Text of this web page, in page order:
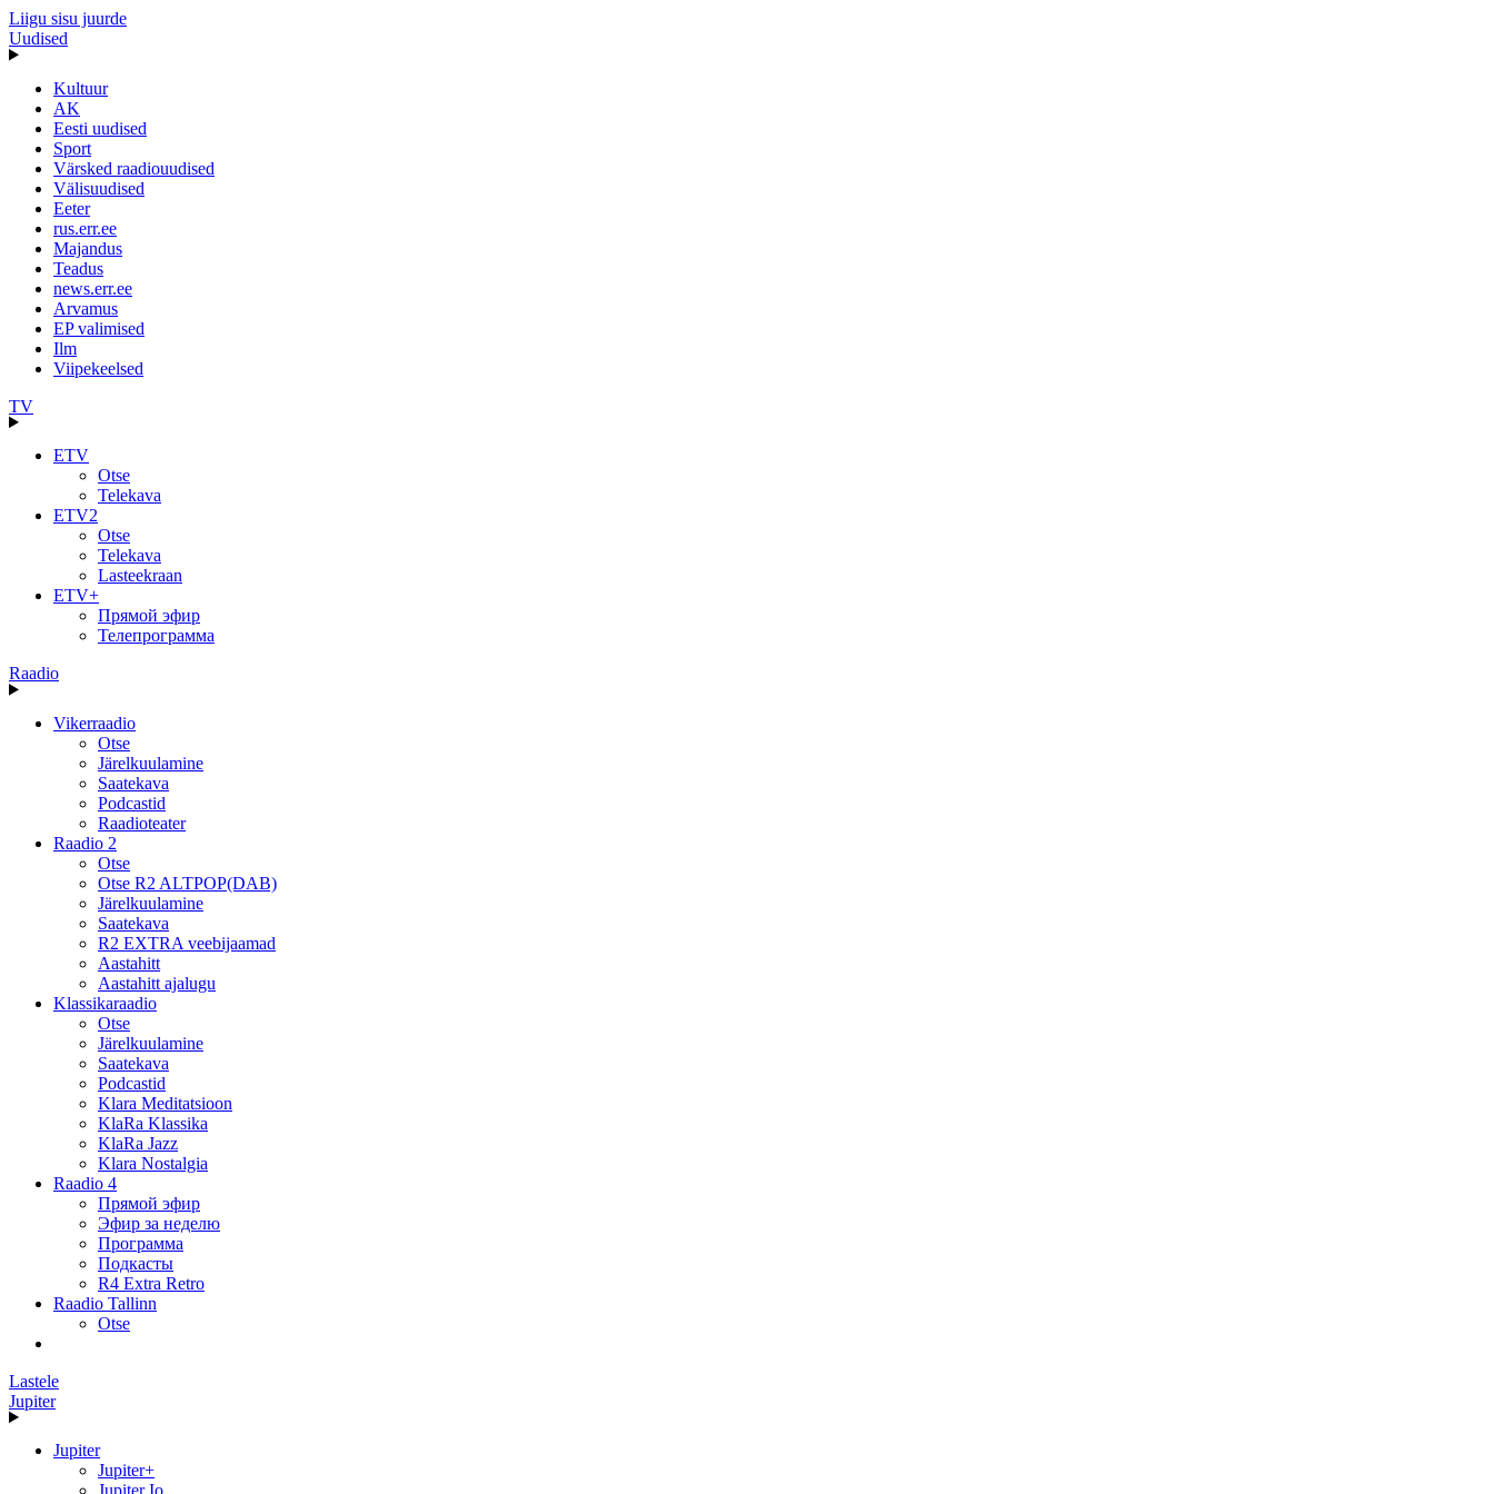
Liigu sisu juurde
Uudised
Kultuur
AK
Eesti uudised
Sport
Värsked raadiouudised
Välisuudised
Eeter
rus.err.ee
Majandus
Teadus
news.err.ee
Arvamus
EP valimised
Ilm
Viipekeelsed
TV
ETV
Otse
Telekava
ETV2
Otse
Telekava
Lasteekraan
ETV+
Прямой эфир
Телепрограмма
Raadio
Vikerraadio
Otse
Järelkuulamine
Saatekava
Podcastid
Raadioteater
Raadio 2
Otse
Otse R2 ALTPOP(DAB)
Järelkuulamine
Saatekava
R2 EXTRA veebijaamad
Aastahitt
Aastahitt ajalugu
Klassikaraadio
Otse
Järelkuulamine
Saatekava
Podcastid
Klara Meditatsioon
KlaRa Klassika
KlaRa Jazz
Klara Nostalgia
Raadio 4
Прямой эфир
Эфир за неделю
Программа
Подкасты
R4 Extra Retro
Raadio Tallinn
Otse
Lastele
Jupiter
Jupiter
Jupiter+